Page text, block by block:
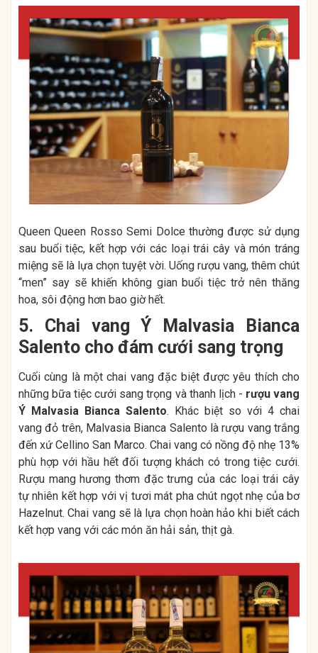
Queen Queen Rosso Semi Dolce thường được sử dụng
sau buổi tiệc, kết hợp với các loại trái cây và món tráng
miệng sẽ là lựa chọn tuyệt vời. Uống rượu vang, thêm chút
“men” say sẽ khiến không gian buổi tiệc trở nên thăng
hoa, sôi động hơn bao giờ hết.
5. Chai vang Ý Malvasia Bianca
Salento cho đám cưới sang trọng
Cuối cùng là một chai vang đặc biệt được yêu thích cho
những bữa tiệc cưới sang trọng và thanh lịch - rượu vang
Ý Malvasia Bianca Salento. Khác biệt so với 4 chai
vang đỏ trên, Malvasia Bianca Salento là rượu vang trắng
đến xứ Cellino San Marco. Chai vang có nồng độ nhẹ 13%
phù hợp với hầu hết đối tượng khách có trong tiệc cưới.
Rượu mang hương thơm đặc trưng của các loại trái cây
tự nhiên kết hợp với vị tươi mát pha chút ngọt nhẹ của bơ
Hazelnut. Chai vang sẽ là lựa chọn hoàn hảo khi biết cách
kết hợp vang với các món ăn hải sản, thịt gà.